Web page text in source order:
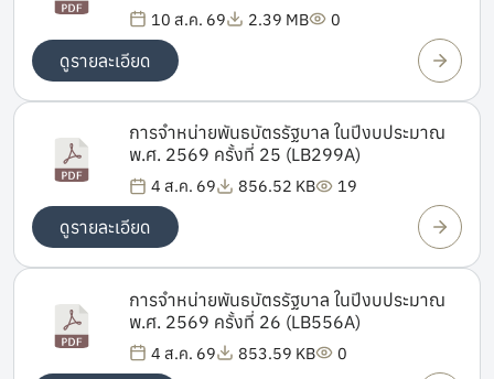
10 ส.ค. 69 2.39 MB 0
ดูรายละเอียด
การจำหน่ายพันธบัตรรัฐบาล ในปีงบประมาณ
พ.ศ. 2569 ครั้งที่ 25 (LB299A)
4 ส.ค. 69 856.52 KB 19
ดูรายละเอียด
การจำหน่ายพันธบัตรรัฐบาล ในปีงบประมาณ
พ.ศ. 2569 ครั้งที่ 26 (LB556A)
4 ส.ค. 69 853.59 KB 0